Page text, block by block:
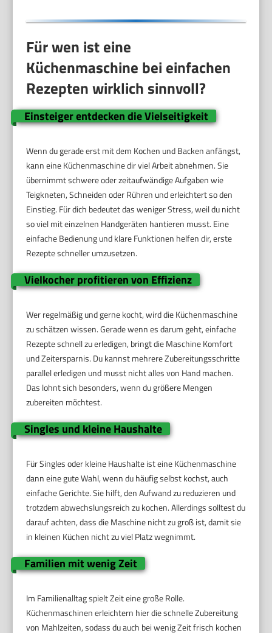
Für wen ist eine
Küchenmaschine bei einfachen
Rezepten wirklich sinnvoll?
Einsteiger entdecken die Vielseitigkeit
Wenn du gerade erst mit dem Kochen und Backen anfängst,
kann eine Küchenmaschine dir viel Arbeit abnehmen. Sie
übernimmt schwere oder zeitaufwändige Aufgaben wie
Teigkneten, Schneiden oder Rühren und erleichtert so den
Einstieg. Für dich bedeutet das weniger Stress, weil du nicht
so viel mit einzelnen Handgeräten hantieren musst. Eine
einfache Bedienung und klare Funktionen helfen dir, erste
Rezepte schneller umzusetzen.
Vielkocher profitieren von Effizienz
Wer regelmäßig und gerne kocht, wird die Küchenmaschine
zu schätzen wissen. Gerade wenn es darum geht, einfache
Rezepte schnell zu erledigen, bringt die Maschine Komfort
und Zeitersparnis. Du kannst mehrere Zubereitungsschritte
parallel erledigen und musst nicht alles von Hand machen.
Das lohnt sich besonders, wenn du größere Mengen
zubereiten möchtest.
Singles und kleine Haushalte
Für Singles oder kleine Haushalte ist eine Küchenmaschine
dann eine gute Wahl, wenn du häufig selbst kochst, auch
einfache Gerichte. Sie hilft, den Aufwand zu reduzieren und
trotzdem abwechslungsreich zu kochen. Allerdings solltest du
darauf achten, dass die Maschine nicht zu groß ist, damit sie
in kleinen Küchen nicht zu viel Platz wegnimmt.
Familien mit wenig Zeit
Im Familienalltag spielt Zeit eine große Rolle.
Küchenmaschinen erleichtern hier die schnelle Zubereitung
von Mahlzeiten, sodass du auch bei wenig Zeit frisch kochen